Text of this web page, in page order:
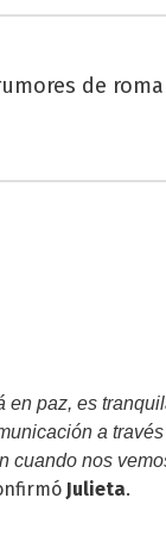
de
paz, es
a
cuando nos
Julieta.